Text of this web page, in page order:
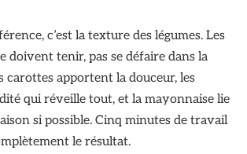
c’est la texture des légumes. Les
doivent tenir, pas se défaire dans la
carottes apportent la douceur, les
qui réveille tout, et la mayonnaise lie
si possible. Cinq minutes de travail
le résultat.